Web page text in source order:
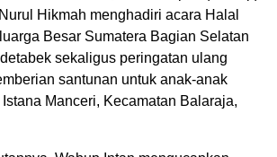
Hikmah menghadiri acara Halal
Besar Sumatera Bagian Selatan
sekaligus peringatan ulang
santunan untuk anak-anak
Manceri, Kecamatan Balaraja,